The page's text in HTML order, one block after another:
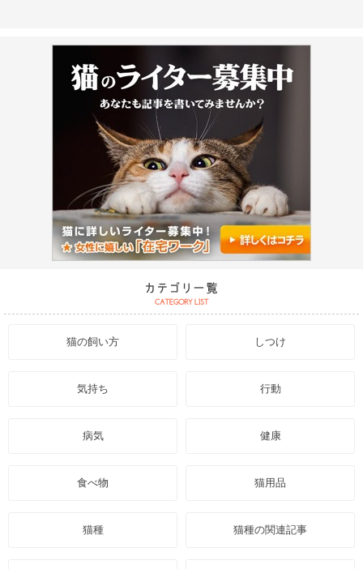
猫の飼い方 しつけ
気持ち 行動
病気 健康
食べ物 猫用品
猫種 猫種の関連記事